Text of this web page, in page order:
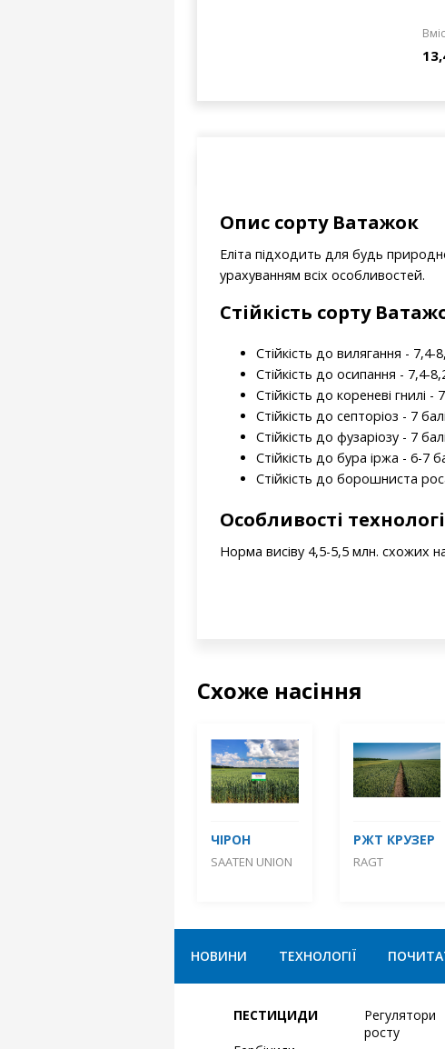
Опис сорту Ватажок
Еліта підходить для будь
урахуванням всіх особливостей.
Стійкість сорту
Стійкість до вилягання - 7,4-
Стійкість до осипання - 7,4-
Стійкість до кореневі гнилі -
Стійкість до септоріоз - 7
Стійкість до фузаріозу - 7
Стійкість до бура іржа - 6-7
Стійкість до борошниста
Особливості
Норма висіву 4,5-5,5 млн. схожих
Схоже насіння
ЧІРОН
SAATEN UNION
РЖТ КРУЗЕР
RAGT
НОВИНИ ТЕХНОЛОГІЇ
ПЕСТИЦИДИ
Регулятори
росту